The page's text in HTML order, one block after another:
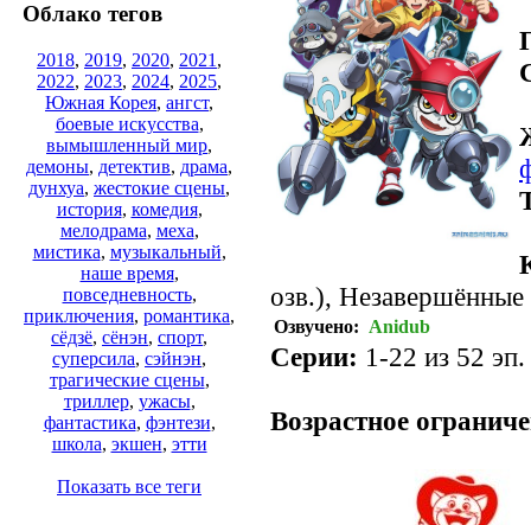
Облако тегов
2018, 2019, 2020, 2021 ,
2022, 2023, 2024, 2025,
Южная Корея, ангст,
боевые искусства,
вымышленный мир,
демоны, детектив, драма,
дунхуа, жестокие сцены,
история, комедия,
мелодрама, меха,
мистика, музыкальный,
наше время,
повседневность,
приключения, романтика,
сёдзё, сёнэн, спорт,
суперсила, сэйнэн,
трагические сцены,
триллер, ужасы,
фантастика, фэнтези,
школа, экшен, этти
Показать все теги
озв.), Незавершённые
Озвучено: Anidub
Серии: 1-22 из 52
Возрастное